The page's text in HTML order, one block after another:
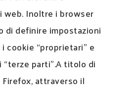
web. Inoltre i browser
di definire impostazioni
cookie “proprietari” e
parti”.A titolo di
attraverso il